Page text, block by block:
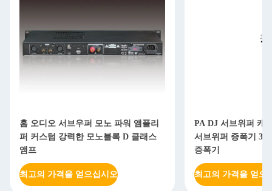
홈 오디오 서브우퍼 모노 파워 앰플리
퍼 커스텀 강력한 모노블록 D 클래스
앰프
최고의 가격을 얻으십시오
PA DJ 서브위퍼 캐
서브위퍼 증폭기
증폭기
최고의 가격을 얻으